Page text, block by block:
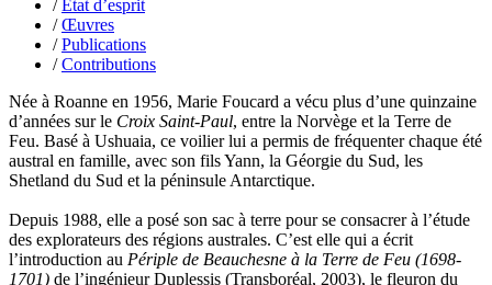
Klein Julie
Klotz Lætitia
Klvana Ilya
Kotry Jérôme
Labouche Didier
Lacarrière Jacques
Lacrampe Corine
Lagny Laurence
Laheurte Marielle
Lamotte Aymeric de
Lanni Dominique
Lanouguère-Bruneau Virginie
Lantz François
/État d’esprit
/Œuvres
/Publications
/Contributions
Née à Roanne en 1956, Marie Foucard a vécu plus d’une quinzaine
d’années sur le Croix Saint-Paul, entre la Norvège et la Terre de
Feu. Basé à Ushuaia, ce voilier lui a permis de fréquenter chaque été
austral en famille, avec son fils Yann, la Géorgie du Sud, les
Shetland du Sud et la péninsule Antarctique.
Depuis 1988, elle a posé son sac à terre pour se consacrer à l’étude
des explorateurs des régions australes. C’est elle qui a écrit
l’introduction au Périple de Beauchesne à la Terre de Feu (1698-
1701) de l’ingénieur Duplessis (Transboréal, 2003), le fleuron du